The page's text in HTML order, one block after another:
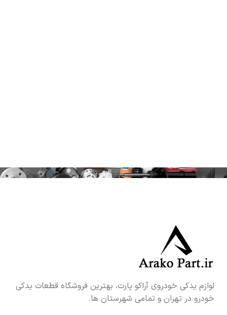
لوازم یدکی خودروی آراکو پارت، بهترین فروشگاه قطعات یدکی
خودرو در تهران و تمامی شهرستان ها.